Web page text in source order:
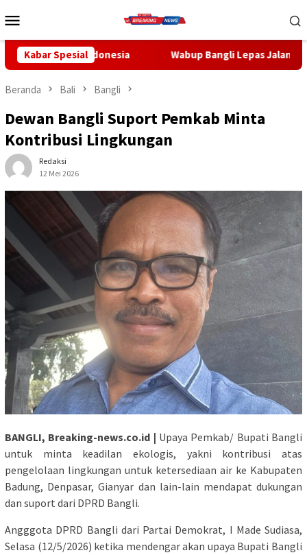
ke
Mobile
Kabar SpesialWabup Bangli Lepas Jalan Santai, Awali
Beranda Bali Bangli
Dewan Bangli Suport Pemkab Minta
Kontribusi Lingkungan
Redaksi
12 Mei 2026
BANGLI, Breaking-news.co.id | Upaya Pemkab/ Bupati Bangli
untuk minta keadilan ekologis, yakni kontribusi atas
pengelolaan lingkungan untuk ketersediaan air ke Kabupaten
Badung, Denpasar, Gianyar dan lain-lain mendapat dukungan
dan suport dari DPRD Bangli.
Angggota DPRD Bangli dari Partai Demokrat, I Made Sudiasa,
Selasa (12/5/2026) ketika mendengar akan upaya Bupati Bangli